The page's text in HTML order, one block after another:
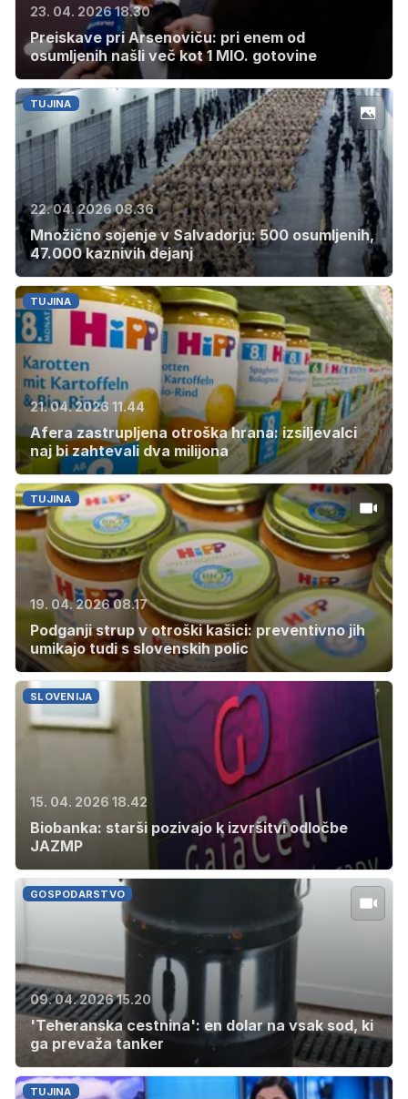
23. 04. 2026 18.30
Preiskave pri Arsenoviču: pri enem od
osumljenih našli več kot 1 MIO. gotovine
TUJINA
22. 04. 2026 08.36
Množično sojenje v Salvadorju: 500 osumljenih,
47.000 kaznivih dejanj
TUJINA
21. 04. 2026 11.44
Afera zastrupljena otroška hrana: izsiljevalci
naj bi zahtevali dva milijona
TUJINA
19. 04. 2026 08.17
Podganji strup v otroški kašici: preventivno jih
umikajo tudi s slovenskih polic
SLOVENIJA
15. 04. 2026 18.42
Biobanka: starši pozivajo k izvršitvi odločbe
JAZMP
GOSPODARSTVO
09. 04. 2026 15.20
'Teheranska cestnina': en dolar na vsak sod, ki
ga prevaža tanker
TUJINA